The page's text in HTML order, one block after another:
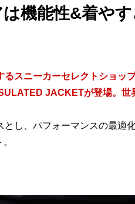
機能性&着や
スニーカーセレクトショッ
JACKETが登場。
し、パフォーマンスの最適